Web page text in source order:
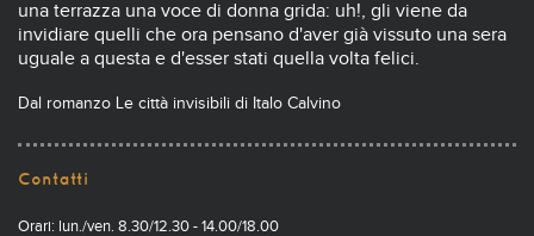
una terrazza una voce di donna grida: uh!, gli viene da
invidiare quelli che ora pensano d'aver già vissuto una sera
uguale a questa e d'esser stati quella volta felici.
Dal romanzo Le città invisibili di Italo Calvino
Contatti
Orari: lun./ven. 8.30/12.30 - 14.00/18.00